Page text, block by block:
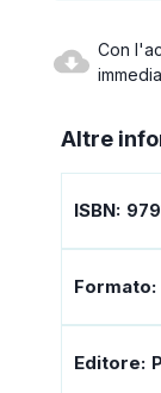
Con
Altre
ISBN:
Formato:
Editore: